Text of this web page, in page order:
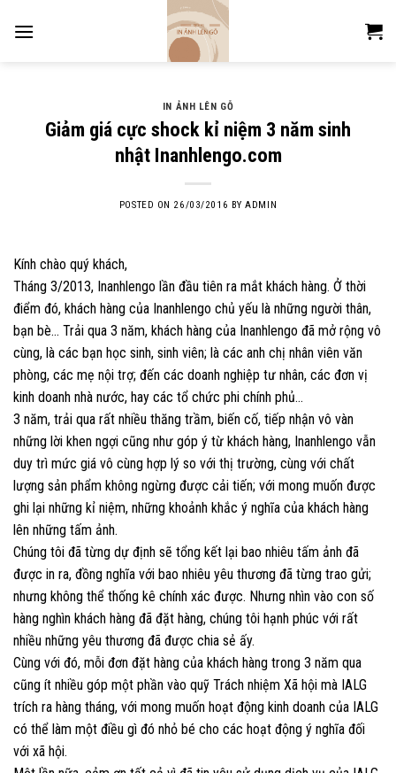
IN ẢNH LÊN GỖ
Giảm giá cực shock kỉ niệm 3 năm sinh
nhật Inanhlengo.com
POSTED ON 26/03/2016 BYADMIN
Kính chào quý khách,
Tháng 3/2013, Inanhlengo lần đầu tiên ra mắt khách hàng. Ở thời
điểm đó, khách hàng của Inanhlengo chủ yếu là những người thân,
bạn bè… Trải qua 3 năm, khách hàng của Inanhlengo đã mở rộng vô
cùng, là các bạn học sinh, sinh viên; là các anh chị nhân viên văn
phòng, các mẹ nội trợ; đến các doanh nghiệp tư nhân, các đơn vị
kinh doanh nhà nước, hay các tổ chức phi chính phủ…
3 năm, trải qua rất nhiều thăng trầm, biến cố, tiếp nhận vô vàn
những lời khen ngợi cũng như góp ý từ khách hàng, Inanhlengo vẫn
duy trì mức giá vô cùng hợp lý so với thị trường, cùng với chất
lượng sản phẩm không ngừng được cải tiến; với mong muốn được
ghi lại những kỉ niệm, những khoảnh khắc ý nghĩa của khách hàng
lên những tấm ảnh.
Chúng tôi đã từng dự định sẽ tổng kết lại bao nhiêu tấm ảnh đã
được in ra, đồng nghĩa với bao nhiêu yêu thương đã từng trao gửi;
nhưng không thể thống kê chính xác được. Nhưng nhìn vào con số
hàng nghìn khách hàng đã đặt hàng, chúng tôi hạnh phúc với rất
nhiều những yêu thương đã được chia sẻ ấy.
Cùng với đó, mỗi đơn đặt hàng của khách hàng trong 3 năm qua
cũng ít nhiều góp một phần vào quỹ Trách nhiệm Xã hội mà IALG
trích ra hàng tháng, với mong muốn hoạt động kinh doanh của IALG
có thể làm một điều gì đó nhỏ bé cho các hoạt động ý nghĩa đối
với xã hội.